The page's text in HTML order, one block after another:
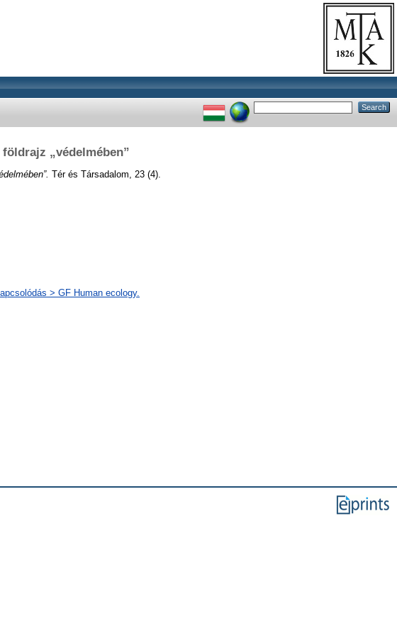
„védelmében”
Tér és Társadalom, 23 (4).
> GF Human ecology.